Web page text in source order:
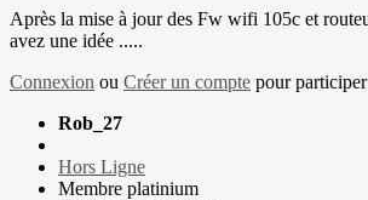
Après la mise à jour des Fw wifi 105c et
avez une idée .....
Connexion ou Créer un compte pour
Rob_27
Hors Ligne
Membre platinium